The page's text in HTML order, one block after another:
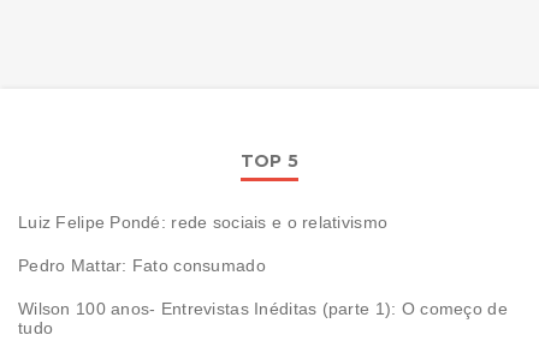
TOP 5
Luiz Felipe Pondé: rede sociais e o relativismo
Pedro Mattar: Fato consumado
Wilson 100 anos- Entrevistas Inéditas (parte 1): O começo de
tudo